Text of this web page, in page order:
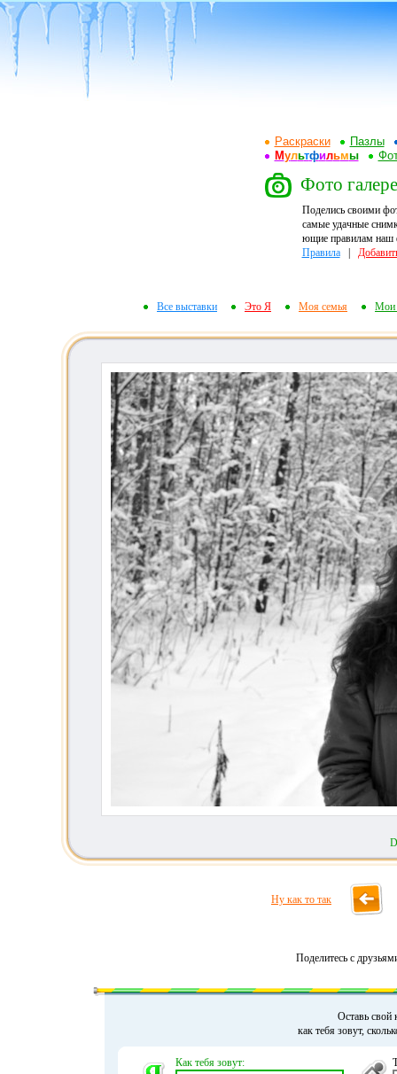
Раскраски
Пазлы
Мультфильмы
Фото
Поделись своими
самые удачные
ющие правилам наш
Правила|
Все выставки Это Я Моя семья Мои
Ну как то так
Поделитесь с
Оставь свой
как тебя зовут,
Как тебя зовут: